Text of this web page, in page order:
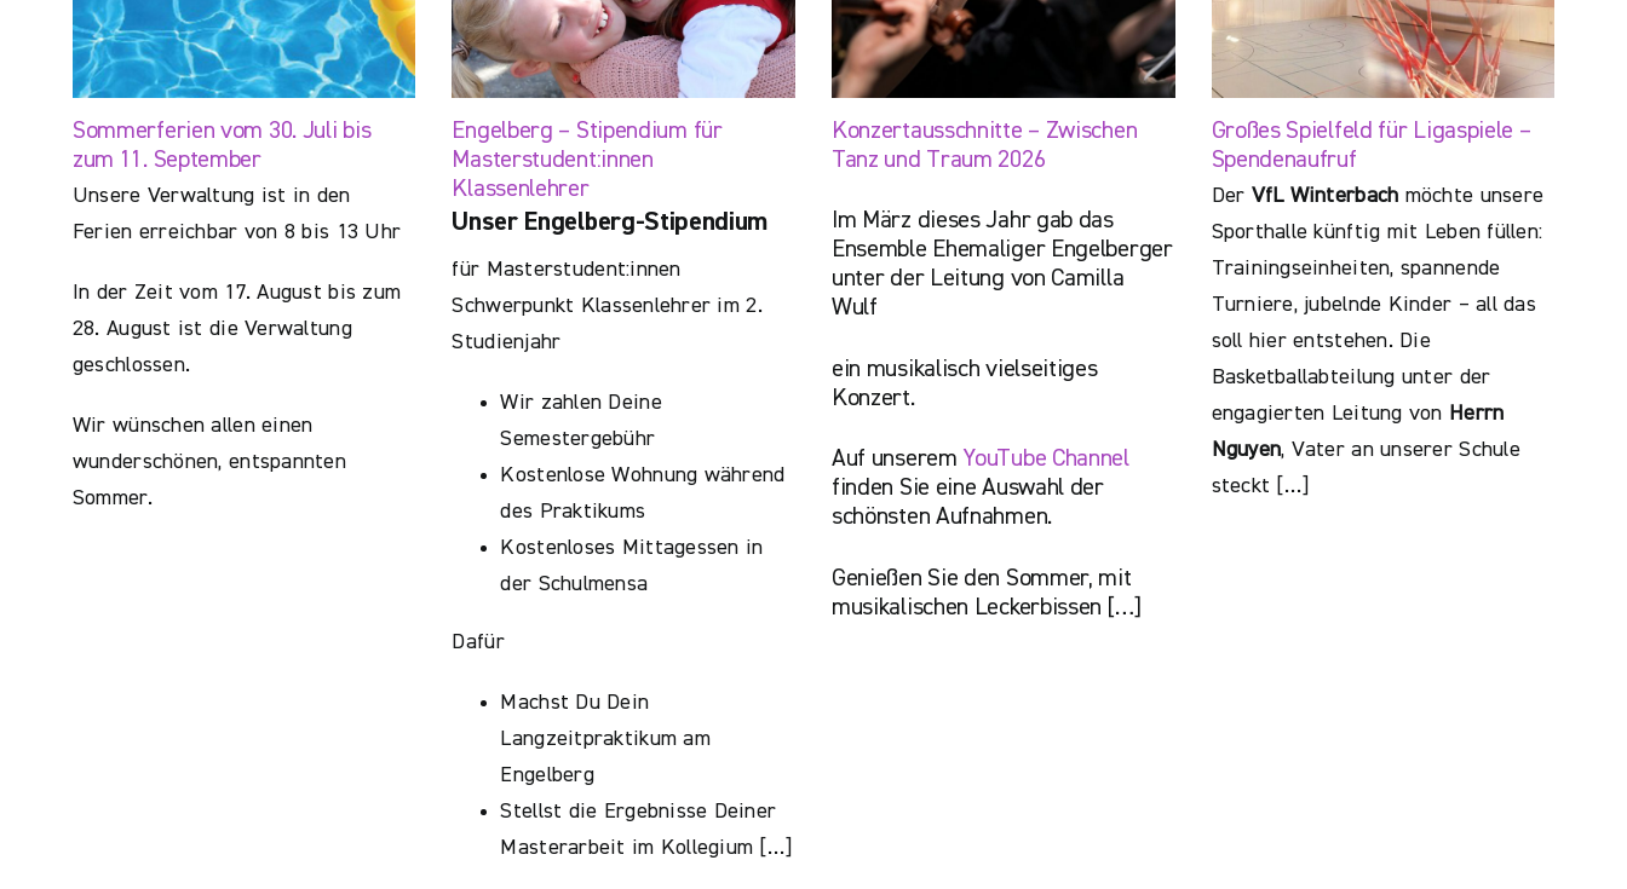
Sommerferien vom 30. Juli bis
zum 11. September
Unsere Verwaltung ist in den
Ferien erreichbar von 8 bis 13 Uhr
In der Zeit vom 17. August bis zum
28. August ist die Verwaltung
geschlossen.
Wir wünschen allen einen
wunderschönen, entspannten
Sommer.
Engelberg – Stipendium für
Masterstudent:innen
Klassenlehrer
Unser Engelberg-Stipendium
für Masterstudent:innen
Schwerpunkt Klassenlehrer im 2.
Studienjahr
Wir zahlen Deine
Semestergebühr
Kostenlose Wohnung während
des Praktikums
Kostenloses Mittagessen in
der Schulmensa
Dafür
Machst Du Dein
Langzeitpraktikum am
Engelberg
Stellst die Ergebnisse Deiner
Masterarbeit im Kollegium […]
Konzertausschnitte – Zwischen
Tanz und Traum 2026
Im März dieses Jahr gab das
Ensemble Ehemaliger Engelberger
unter der Leitung von Camilla
Wulf
ein musikalisch vielseitiges
Konzert.
Auf unserem YouTube Channel
finden Sie eine Auswahl der
schönsten Aufnahmen.
Genießen Sie den Sommer, mit
musikalischen Leckerbissen […]
Großes Spielfeld für Ligaspiele –
Spendenaufruf
Der VfL Winterbach möchte unsere
Sporthalle künftig mit Leben füllen:
Trainingseinheiten, spannende
Turniere, jubelnde Kinder – all das
soll hier entstehen. Die
Basketballabteilung unter der
engagierten Leitung von Herrn
Nguyen, Vater an unserer Schule
steckt […]